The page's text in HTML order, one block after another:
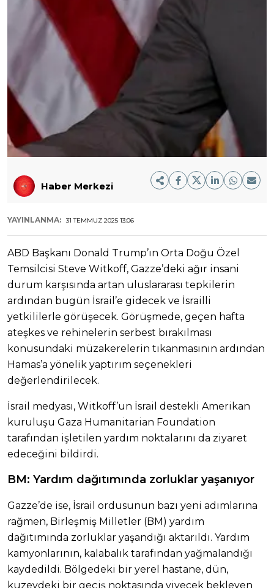
Haber Merkezi
YAYINLANMA: 31 TEMMUZ 2025 13:06
ABD Başkanı Donald Trump’ın Orta Doğu Özel
Temsilcisi Steve Witkoff, Gazze’deki ağır insani
durum karşısında artan uluslararası tepkilerin
ardından bugün İsrail’e gidecek ve İsrailli
yetkililerle görüşecek. Görüşmede, geçen hafta
ateşkes ve rehinelerin serbest bırakılması
konusundaki müzakerelerin tıkanmasının ardından
Hamas’a yönelik yaptırım seçenekleri
değerlendirilecek.
İsrail medyası, Witkoff’un İsrail destekli Amerikan
kuruluşu Gaza Humanitarian Foundation
tarafından işletilen yardım noktalarını da ziyaret
edeceğini bildirdi.
BM: Yardım dağıtımında zorluklar yaşanıyor
Gazze’de ise, İsrail ordusunun bazı yeni adımlarına
rağmen, Birleşmiş Milletler (BM) yardım
dağıtımında zorluklar yaşandığı aktarıldı. Yardım
kamyonlarının, kalabalık tarafından yağmalandığı
kaydedildi. Bölgedeki bir yerel hastane, dün,
kuzeydeki bir geçiş noktasında yiyecek bekleyen